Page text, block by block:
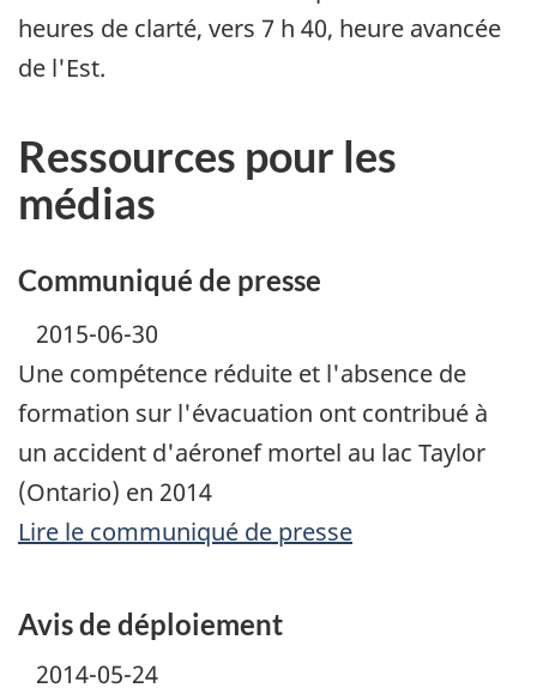
heures de clarté, vers 7 h 40, heure avancée
de l'Est.
Ressources pour les
médias
Communiqué de presse
2015-06-30
Une compétence réduite et l'absence de
formation sur l'évacuation ont contribué à
un accident d'aéronef mortel au lac Taylor
(Ontario) en 2014
Lire le communiqué de presse
Avis de déploiement
2014-05-24